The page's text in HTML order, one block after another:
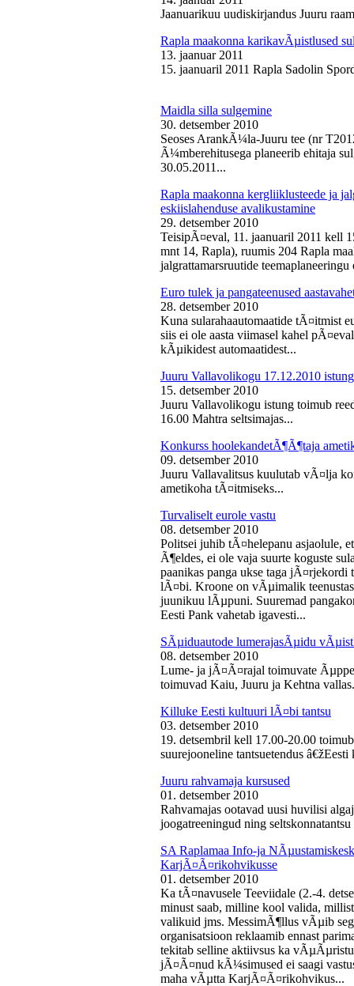
Jaanuarikuu uudiskirjandus Juuru
Rapla maakonna karikavÃµistlused
13. jaanuar 2011
15. jaanuaril 2011 Rapla Sadolin
Maidla silla sulgemine
30. detsember 2010
Seoses ArankÃ¼la-Juuru tee (nr
Ã¼mberehitusega planeerib ehitaja
30.05.2011...
Rapla maakonna kergliiklusteede ja
eskiislahenduse avalikustamine
29. detsember 2010
TeisipÃ¤eval, 11. jaanuaril 2011 kell
mnt 14, Rapla), ruumis 204 Rapla
jalgrattamarsruutide
Euro tulek ja pangateenused
28. detsember 2010
Kuna sularahaautomaatide tÃ¤itmist
siis ei ole aasta viimasel kahel
kÃµikidest automaatidest...
Juuru Vallavolikogu 17.12.2010 istung
15. detsember 2010
Juuru Vallavolikogu istung toimub
16.00 Mahtra seltsimajas...
Konkurss hoolekandetÃ¶Ã¶taja
09. detsember 2010
Juuru Vallavalitsus kuulutab vÃ¤lja
ametikoha tÃ¤itmiseks...
Turvaliselt eurole vastu
08. detsember 2010
Politsei juhib tÃ¤helepanu asjaolule,
Ã¶eldes, ei ole vaja suurte koguste
paanikas panga ukse taga
lÃ¤bi. Kroone on vÃµimalik
juunikuu lÃµpuni. Suuremad
Eesti Pank vahetab igavesti...
SÃµiduautode lumerajasÃµidu
08. detsember 2010
Lume- ja jÃ¤Ã¤rajal toimuvate
toimuvad Kaiu, Juuru ja Kehtna
Killuke Eesti kultuuri lÃ¤bi tantsu
03. detsember 2010
19. detsembril kell 17.00-20.00
suurejooneline tantsuetendus
Juuru rahvamaja kursused
01. detsember 2010
Rahvamajas ootavad uusi huvilisi
joogatreeningud ning seltskonnatantsu
SA Raplamaa Info-ja
KarjÃ¤Ã¤rikohvikusse
01. detsember 2010
Ka tÃ¤navusele Teeviidale (2.-4.
minust saab, milline kool valida,
valikuid jms. MessimÃ¶llus vÃµib
organisatsioon reklaamib ennast
tekitab selline aktiivsus ka
jÃ¤Ã¤nud kÃ¼simused ei saagi
maha vÃµtta KarjÃ¤Ã¤rikohvikus...